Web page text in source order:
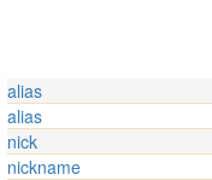
alias
alias
nick
nickname